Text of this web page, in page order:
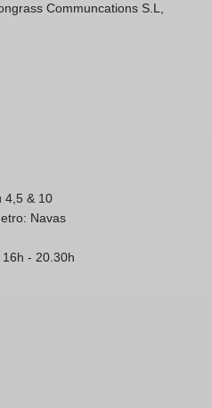
Communcations S.L,
4,5 & 10
Navas
- 20.30h